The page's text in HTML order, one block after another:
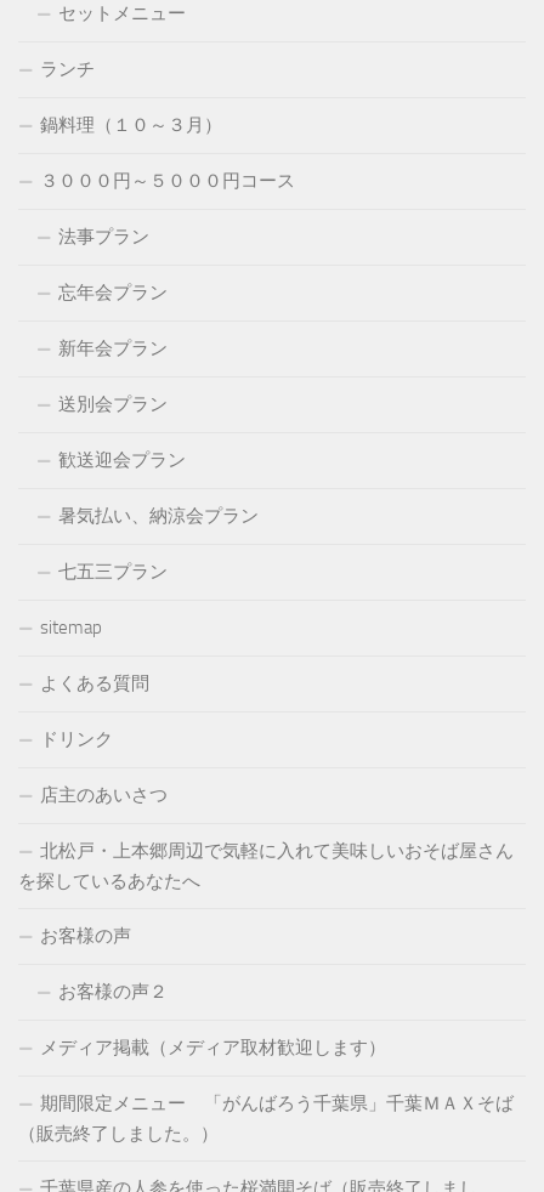
セットメニュー
ランチ
鍋料理（１０～３月）
３０００円～５０００円コース
法事プラン
忘年会プラン
新年会プラン
送別会プラン
歓送迎会プラン
暑気払い、納涼会プラン
七五三プラン
sitemap
よくある質問
ドリンク
店主のあいさつ
北松戸・上本郷周辺で気軽に入れて美味しいおそば屋さん
を探しているあなたへ
お客様の声
お客様の声２
メディア掲載（メディア取材歓迎します）
期間限定メニュー 「がんばろう千葉県」千葉ＭＡＸそば
（販売終了しました。）